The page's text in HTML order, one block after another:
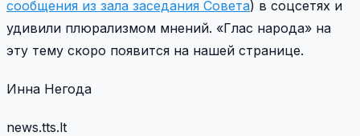
сообщения из зала заседания Совета) в соцсетях и
удивили плюрализмом мнений. «Глас народа» на
эту тему скоро появится на нашей странице.
Инна Негода
news.tts.lt